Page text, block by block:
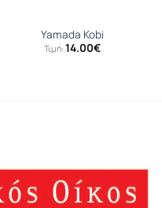
Yamada Kobi
Τιμή: 14.00€